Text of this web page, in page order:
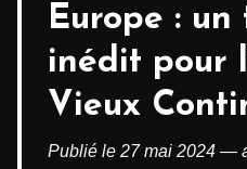
Europe :
inédit pour
Vieux
Publié le 27 mai 2024 —